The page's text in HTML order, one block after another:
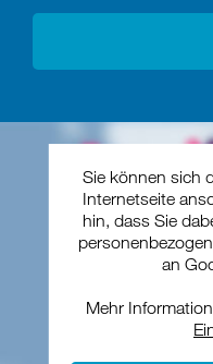
Sie können sich
Internetseite
hin, dass Sie
an
Mehr